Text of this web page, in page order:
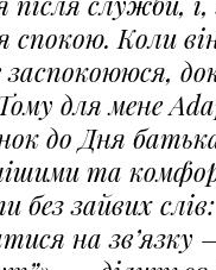
спокою. Коли
заспокоююся,
Тому для мене
до Дня
та
без зайвих
на зв’язку